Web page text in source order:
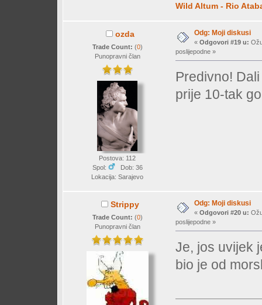
Wild Altum - Rio
ozda
Trade Count: (0)
Punopravni član
Postova: 112
Spol:
Dob: 36
Lokacija: Sarajevo
Odg: Moji diskusi
« Odgovori #19 u:
poslijepodne »
Predivno!
prije 10-tak
Strippy
Trade Count: (0)
Punopravni član
Odg: Moji diskusi
« Odgovori #20 u:
poslijepodne »
Je, jos uvijek
bio je od